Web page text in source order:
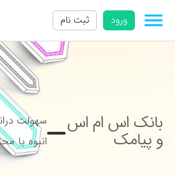
ورود ثبت نام
بانک اس ام اس
و پیامک
سهولت
انبوه با